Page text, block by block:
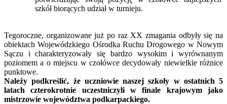
szkół biorących udział w turnieju.
Tegoroczne, organizowane już po raz XX zmagania odbyły się na
obiektach Wojewódzkiego Ośrodka Ruchu Drogowego w Nowym
Sączu i charakteryzowały się bardzo wysokim i wyrównanym
poziomem a o miejscu w czołówce decydowały niewielkie różnice
punktowe.
Należy podkreślić, że uczniowie naszej szkoły w ostatnich 5
latach czterokrotnie uczestniczyli w finale krajowym jako
mistrzowie województwa podkarpackiego.